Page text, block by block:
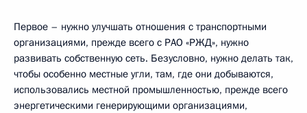
Первое – нужно улучшать отношения с транспортными
организациями, прежде всего с РАО «РЖД», нужно
развивать собственную сеть. Безусловно, нужно делать так,
чтобы особенно местные угли, там, где они добываются,
использовались местной промышленностью, прежде всего
энергетическими генерирующими организациями,